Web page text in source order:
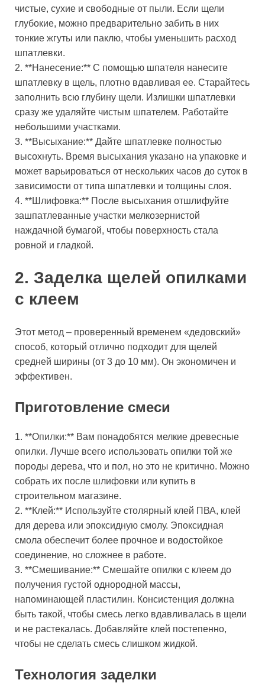
чистые, сухие и свободные от пыли. Если щели
глубокие, можно предварительно забить в них
тонкие жгуты или паклю, чтобы уменьшить расход
шпатлевки.
2. **Нанесение:** С помощью шпателя нанесите
шпатлевку в щель, плотно вдавливая ее. Старайтесь
заполнить всю глубину щели. Излишки шпатлевки
сразу же удаляйте чистым шпателем. Работайте
небольшими участками.
3. **Высыхание:** Дайте шпатлевке полностью
высохнуть. Время высыхания указано на упаковке и
может варьироваться от нескольких часов до суток в
зависимости от типа шпатлевки и толщины слоя.
4. **Шлифовка:** После высыхания отшлифуйте
зашпатлеванные участки мелкозернистой
наждачной бумагой, чтобы поверхность стала
ровной и гладкой.
2. Заделка щелей опилками
с клеем
Этот метод – проверенный временем «дедовский»
способ, который отлично подходит для щелей
средней ширины (от 3 до 10 мм). Он экономичен и
эффективен.
Приготовление смеси
1. **Опилки:** Вам понадобятся мелкие древесные
опилки. Лучше всего использовать опилки той же
породы дерева, что и пол, но это не критично. Можно
собрать их после шлифовки или купить в
строительном магазине.
2. **Клей:** Используйте столярный клей ПВА, клей
для дерева или эпоксидную смолу. Эпоксидная
смола обеспечит более прочное и водостойкое
соединение, но сложнее в работе.
3. **Смешивание:** Смешайте опилки с клеем до
получения густой однородной массы,
напоминающей пластилин. Консистенция должна
быть такой, чтобы смесь легко вдавливалась в щели
и не растекалась. Добавляйте клей постепенно,
чтобы не сделать смесь слишком жидкой.
Технология заделки